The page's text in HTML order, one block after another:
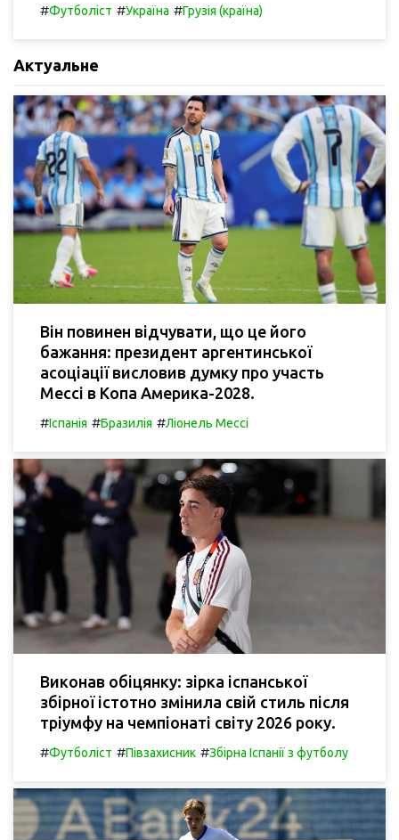
#Футболіст #Україна #Грузія (країна)
Актуальне
Він повинен відчувати, що це його
бажання: президент аргентинської
асоціації висловив думку про участь
Мессі в Копа Америка-2028.
#Іспанія #Бразилія #Ліонель Мессі
Виконав обіцянку: зірка іспанської
збірної істотно змінила свій стиль після
тріумфу на чемпіонаті світу 2026 року.
#Футболіст #Півзахисник #Збірна Іспанії з футболу